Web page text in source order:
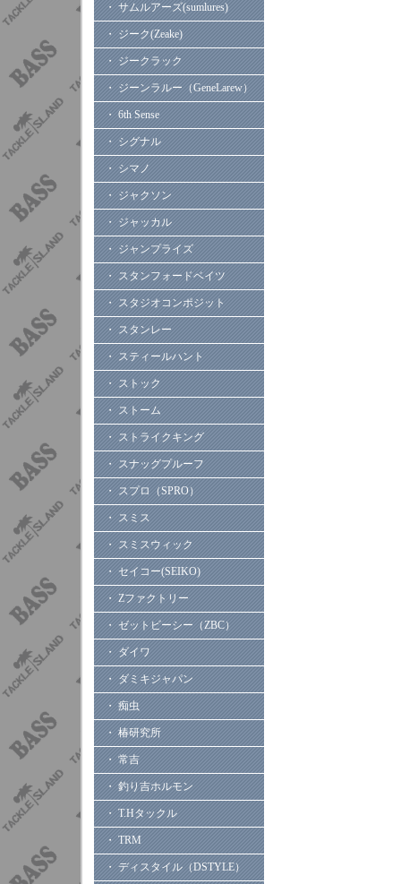
・ サムルアーズ(sumlures)
・ ジーク(Zeake)
・ ジークラック
・ ジーンラルー（GeneLarew）
・ 6th Sense
・ シグナル
・ シマノ
・ ジャクソン
・ ジャッカル
・ ジャンプライズ
・ スタンフォードベイツ
・ スタジオコンポジット
・ スタンレー
・ スティールハント
・ ストック
・ ストーム
・ ストライクキング
・ スナッグプルーフ
・ スプロ（SPRO）
・ スミス
・ スミスウィック
・ セイコー(SEIKO)
・ Zファクトリー
・ ゼットビーシー（ZBC）
・ ダイワ
・ ダミキジャパン
・ 痴虫
・ 椿研究所
・ 常吉
・ 釣り吉ホルモン
・ T.Hタックル
・ TRM
・ ディスタイル（DSTYLE）